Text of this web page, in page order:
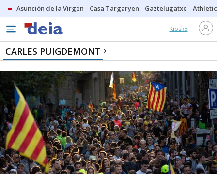
Asunción de la Virgen Casa Targaryen Gaztelugatxe Athletic
Kiosko
CARLES PUIGDEMONT